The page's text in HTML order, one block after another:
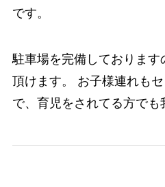
です。
駐車場を完備しております
頂けます。 お子様連れも
で、育児をされてる方で